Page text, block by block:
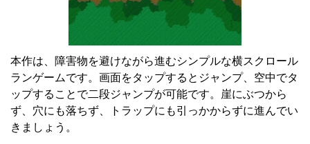
本作は、障害物を避けながら進むシンプルな横スクロール
ランゲームです。画面をタップするとジャンプ、空中でタ
ップすることで二段ジャンプが可能です。崖にぶつから
ず、穴にも落ちず、トラップにも引っかからずに進んでい
きましょう。